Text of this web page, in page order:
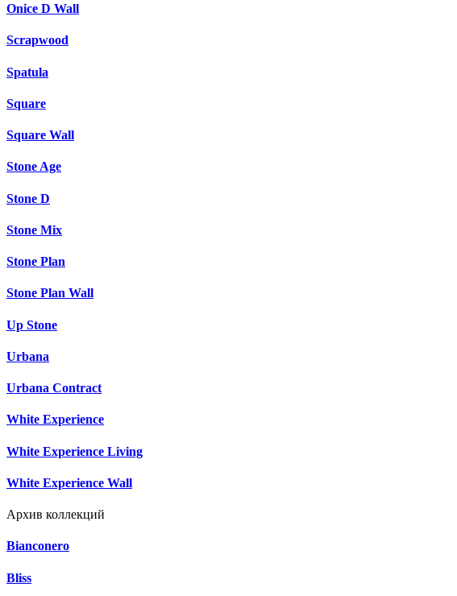
Onice D Wall
Scrapwood
Spatula
Square
Square Wall
Stone Age
Stone D
Stone Mix
Stone Plan
Stone Plan Wall
Up Stone
Urbana
Urbana Contract
White Experience
White Experience Living
White Experience Wall
Архив коллекций
Bianconero
Bliss